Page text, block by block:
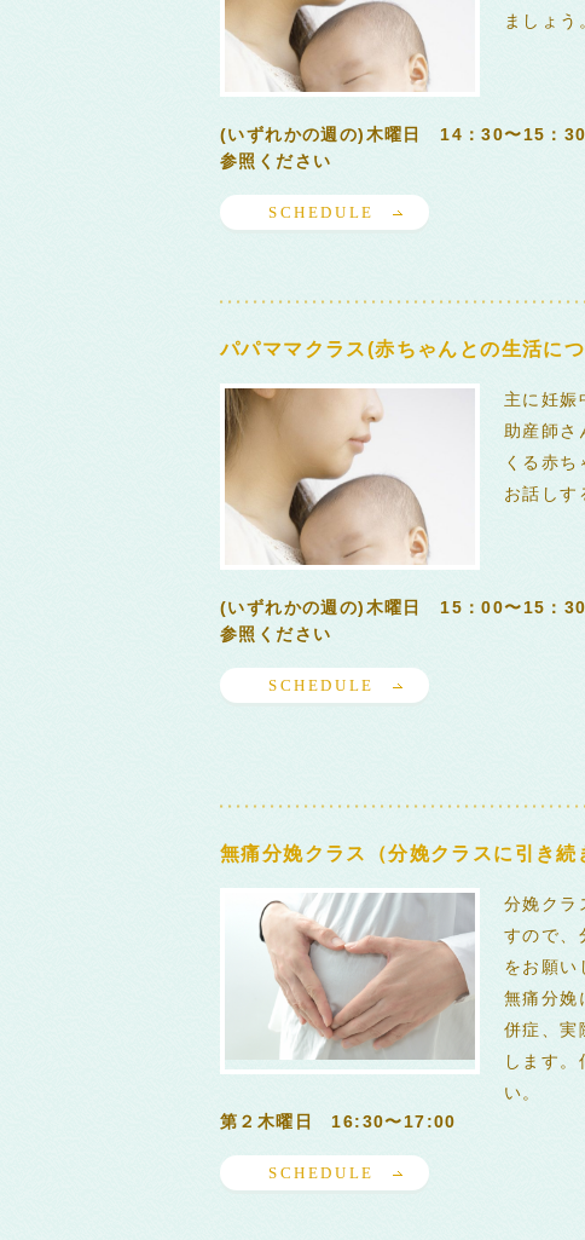
ましょう
(いずれかの週の)木曜日 14：30〜15：
参照ください
SCHEDULE
パパママクラス(赤ちゃんとの生活に
主に妊娠
助産師さ
くる赤ち
お話しす
(いずれかの週の)木曜日 15：00〜15：
参照ください
SCHEDULE
無痛分娩クラス（分娩クラスに引き続
分娩クラ
すので、
をお願い
無痛分娩
併症、実
します。
い。
第２木曜日 16:30〜17:00
SCHEDULE